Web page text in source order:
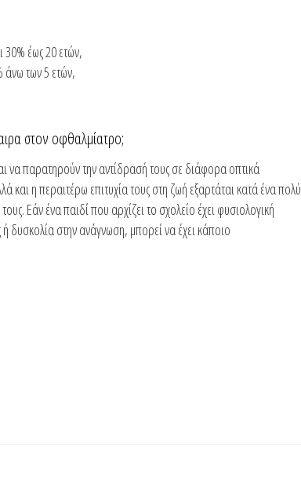
30% έως 20 ετών,
άνω των 5 ετών,
στον οφθαλμίατρο;
να παρατηρούν την αντίδρασή τους σε διάφορα οπτικά
και η περαιτέρω επιτυχία τους στη ζωή εξαρτάται κατά ένα πολύ
Εάν ένα παιδί που αρχίζει το σχολείο έχει φυσιολογική
δυσκολία στην ανάγνωση, μπορεί να έχει κάποιο